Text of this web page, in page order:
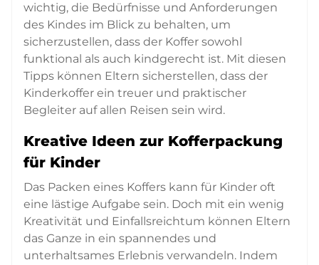
wichtig, die Bedürfnisse und Anforderungen
des Kindes im Blick zu behalten, um
sicherzustellen, dass der Koffer sowohl
funktional als auch kindgerecht ist. Mit diesen
Tipps können Eltern sicherstellen, dass der
Kinderkoffer ein treuer und praktischer
Begleiter auf allen Reisen sein wird.
Kreative Ideen zur Kofferpackung
für Kinder
Das Packen eines Koffers kann für Kinder oft
eine lästige Aufgabe sein. Doch mit ein wenig
Kreativität und Einfallsreichtum können Eltern
das Ganze in ein spannendes und
unterhaltsames Erlebnis verwandeln. Indem